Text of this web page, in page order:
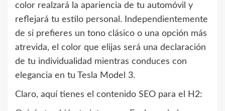
color realzará la apariencia de tu automóvil y
reflejará tu estilo personal. Independientemente
de si prefieres un tono clásico o una opción más
atrevida, el color que elijas será una declaración
de tu individualidad mientras conduces con
elegancia en tu Tesla Model 3.
Claro, aquí tienes el contenido SEO para el H2: